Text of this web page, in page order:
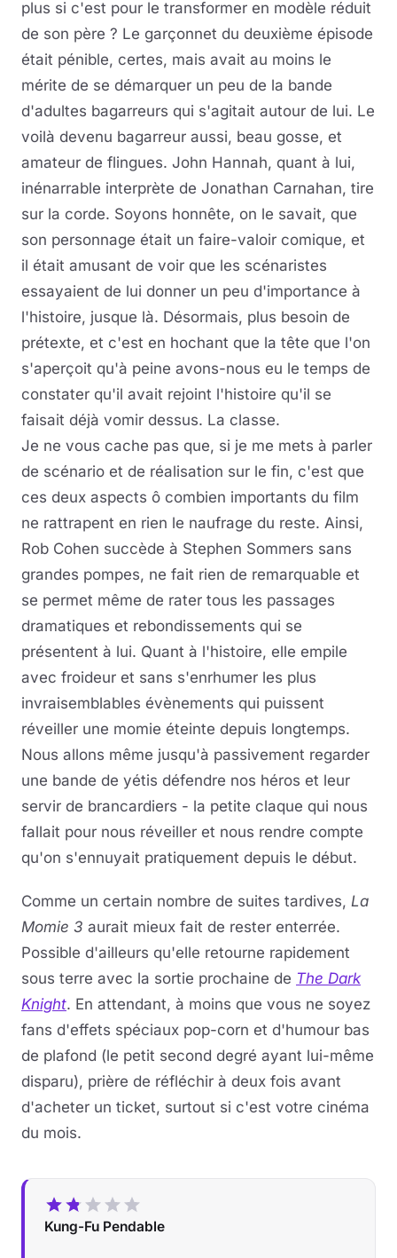
plus si c'est pour le transformer en modèle réduit
de son père ? Le garçonnet du deuxième épisode
était pénible, certes, mais avait au moins le
mérite de se démarquer un peu de la bande
d'adultes bagarreurs qui s'agitait autour de lui. Le
voilà devenu bagarreur aussi, beau gosse, et
amateur de flingues. John Hannah, quant à lui,
inénarrable interprète de Jonathan Carnahan, tire
sur la corde. Soyons honnête, on le savait, que
son personnage était un faire-valoir comique, et
il était amusant de voir que les scénaristes
essayaient de lui donner un peu d'importance à
l'histoire, jusque là. Désormais, plus besoin de
prétexte, et c'est en hochant que la tête que l'on
s'aperçoit qu'à peine avons-nous eu le temps de
constater qu'il avait rejoint l'histoire qu'il se
faisait déjà vomir dessus. La classe.
Je ne vous cache pas que, si je me mets à parler
de scénario et de réalisation sur le fin, c'est que
ces deux aspects ô combien importants du film
ne rattrapent en rien le naufrage du reste. Ainsi,
Rob Cohen succède à Stephen Sommers sans
grandes pompes, ne fait rien de remarquable et
se permet même de rater tous les passages
dramatiques et rebondissements qui se
présentent à lui. Quant à l'histoire, elle empile
avec froideur et sans s'enrhumer les plus
invraisemblables évènements qui puissent
réveiller une momie éteinte depuis longtemps.
Nous allons même jusqu'à passivement regarder
une bande de yétis défendre nos héros et leur
servir de brancardiers - la petite claque qui nous
fallait pour nous réveiller et nous rendre compte
qu'on s'ennuyait pratiquement depuis le début.
Comme un certain nombre de suites tardives, La
Momie 3 aurait mieux fait de rester enterrée.
Possible d'ailleurs qu'elle retourne rapidement
sous terre avec la sortie prochaine de The Dark
Knight. En attendant, à moins que vous ne soyez
fans d'effets spéciaux pop-corn et d'humour bas
de plafond (le petit second degré ayant lui-même
disparu), prière de réfléchir à deux fois avant
d'acheter un ticket, surtout si c'est votre cinéma
du mois.
Kung-Fu Pendable